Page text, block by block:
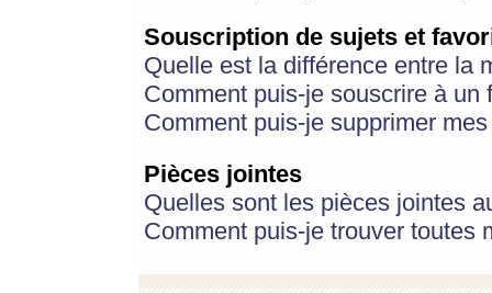
Souscription de sujets et
Quelle est la différence entre la
Comment puis-je souscrire à
Comment puis-je supprimer
Pièces jointes
Quelles sont les pièces jointes
Comment puis-je trouver toutes